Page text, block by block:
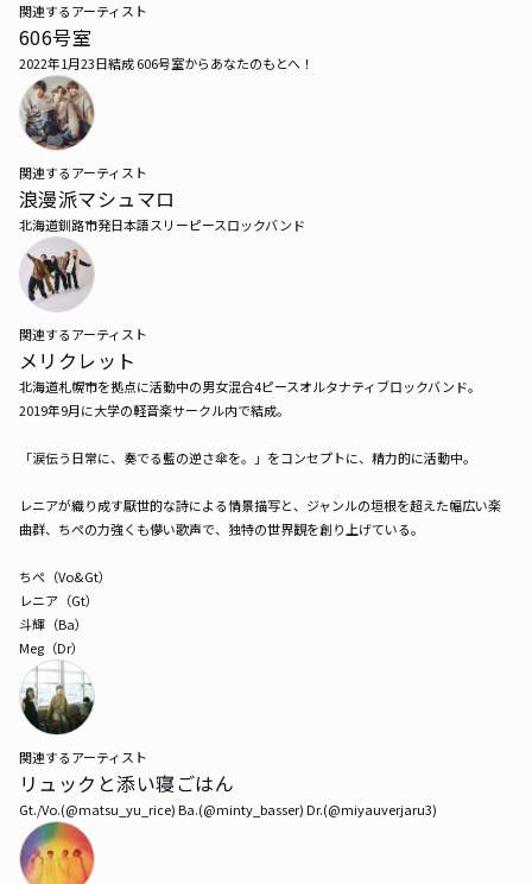
関連するアーティスト
606号室
2022年1月23日結成 606号室からあなたのもとへ！
関連するアーティスト
浪漫派マシュマロ
北海道釧路市発日本語スリーピースロックバンド
関連するアーティスト
メリクレット
北海道札幌市を拠点に活動中の男女混合4ピースオルタナティブロックバンド。
2019年9月に大学の軽音楽サークル内で結成。
「涙伝う日常に、奏でる藍の逆さ傘を。」をコンセプトに、精力的に活動中。
レニアが織り成す厭世的な詩による情景描写と、ジャンルの垣根を超えた幅広い楽
曲群、ちぺの力強くも儚い歌声で、独特の世界観を創り上げている。
ちぺ（Vo&Gt）
レニア（Gt）
斗輝（Ba）
Meg（Dr）
関連するアーティスト
リュックと添い寝ごはん
Gt./Vo.(@matsu_yu_rice) Ba.(@minty_basser) Dr.(@miyauverjaru3)